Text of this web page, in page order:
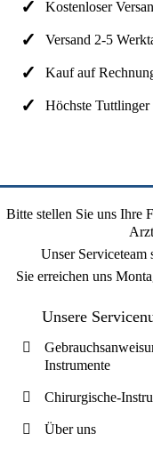
Kostenloser
Versand 2-5
Kauf auf
Höchste
Bitte stellen Sie uns Ihre
Unser Serviceteam
Sie erreichen uns
Unsere
Instrumente
Chirurgische-
Über uns